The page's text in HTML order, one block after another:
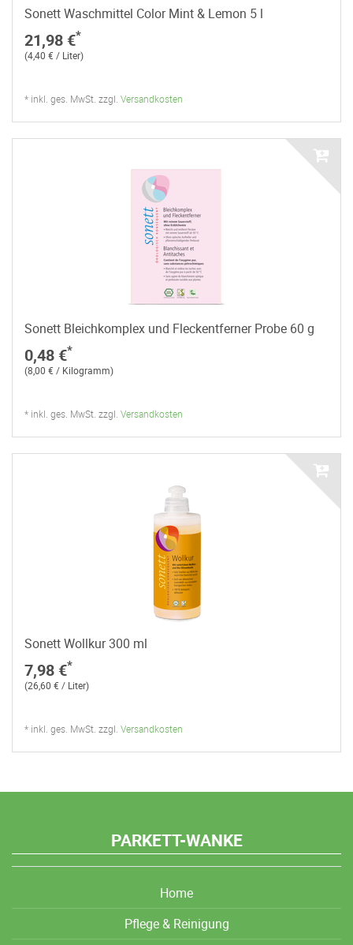
Sonett Waschmittel Color Mint & Lemon 5 l
21,98 €*
(4,40 € / Liter)
* inkl. ges. MwSt. zzgl. Versandkosten
Sonett Bleichkomplex und Fleckentferner Probe 60 g
0,48 €*
(8,00 € / Kilogramm)
* inkl. ges. MwSt. zzgl. Versandkosten
Sonett Wollkur 300 ml
7,98 €*
(26,60 € / Liter)
* inkl. ges. MwSt. zzgl. Versandkosten
PARKETT-WANKE
Home
Pflege & Reinigung